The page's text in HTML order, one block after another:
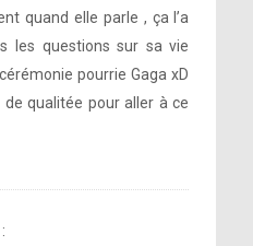
quand elle parle , ça l’a
les questions sur sa vie
pourrie Gaga xD
qualitée pour aller à ce